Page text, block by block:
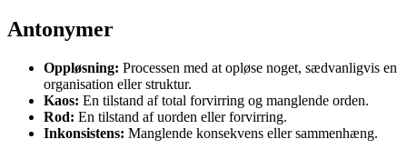
Antonymer
Oppløsning: Processen med at opløse noget, sædvanligvis en
organisation eller struktur.
Kaos: En tilstand af total forvirring og manglende orden.
Rod: En tilstand af uorden eller forvirring.
Inkonsistens: Manglende konsekvens eller sammenhæng.